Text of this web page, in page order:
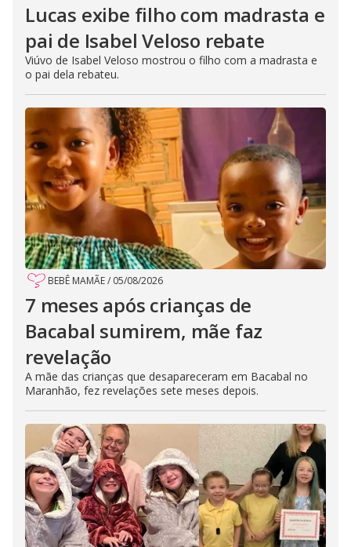
Lucas exibe filho com madrasta e
pai de Isabel Veloso rebate
Viúvo de Isabel Veloso mostrou o filho com a madrasta e
o pai dela rebateu.
BEBÊ MAMÃE/ 05/08/2026
7 meses após crianças de
Bacabal sumirem, mãe faz
revelação
A mãe das crianças que desapareceram em Bacabal no
Maranhão, fez revelações sete meses depois.